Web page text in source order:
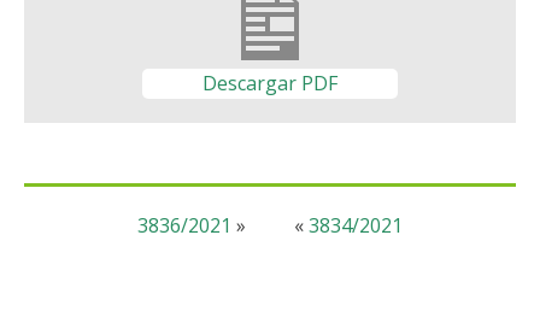
Descargar PDF
«3834/2021
3836/2021 »